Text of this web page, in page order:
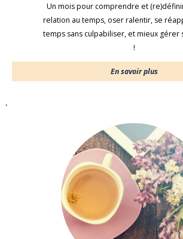
Un mois pour comprendre et
relation au temps, oser ralentir, se
temps sans culpabiliser, et mieux gérer
!
En savoir plus